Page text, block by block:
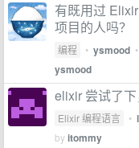
有既用过
项目的人吗？
编程 • ysmood •
ysmood
elixir 尝试了
Elixir 编程语言 •
byitommy